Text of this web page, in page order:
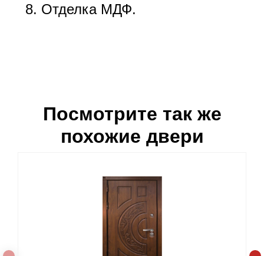
Отделка МДФ.
Посмотрите так же
похожие двери